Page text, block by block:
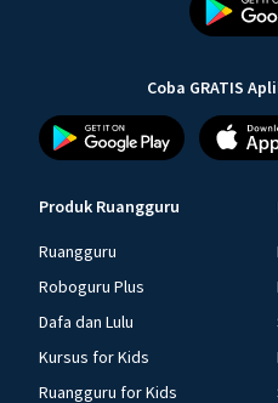
Coba GRATIS
Produk Ruangguru
Ruangguru
Roboguru Plus
Dafa dan Lulu
Kursus for Kids
Ruangguru for Kids